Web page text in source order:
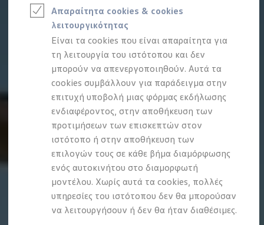
Απαραίτητα cookies & cookies
λειτουργικότητας
Είναι τα cookies που είναι απαραίτητα για
τη λειτουργία του ιστότοπου και δεν
μπορούν να απενεργοποιηθούν. Αυτά τα
cookies συμβάλλουν για παράδειγμα στην
επιτυχή υποβολή μιας φόρμας εκδήλωσης
ενδιαφέροντος, στην αποθήκευση των
προτιμήσεων των επισκεπτών στον
ιστότοπο ή στην αποθήκευση των
επιλογών τους σε κάθε βήμα διαμόρφωσης
ενός αυτοκινήτου στο διαμορφωτή
μοντέλου. Χωρίς αυτά τα cookies, πολλές
υπηρεσίες του ιστότοπου δεν θα μπορούσαν
να λειτουργήσουν ή δεν θα ήταν διαθέσιμες.
Νέο Tayron ehybrid
e-Tools για ηλεκτρικά αυτοκίνητα
Προσομοιωτής αυτονομίας
Προσομοιωτής χρόνου φόρτισης
Προσομοιωτής κόστους φόρτισης
ID. Ενημερώσεις λογισμικού
We Charge - Υπηρεσία Φόρτισης
Εύρεση δημόσιων σημείων φόρτισης
ID. Charger
Ενημέρωση ID.
Πλατφόρμα MEB
Μύθοι & Αλήθειες για την ηλεκτροκίνηση
Πού μπορώ να φορτίσω;
Πόσο μακριά μπορώ να φτάσω;
Πώς μπορώ να πληρώσω;
Πώς μπορώ να φορτίσω;
Η αντλία θερμότητας στα ID.
Η λειτουργία ανάκτησης ενέργειας κατά την
Το σύστημα πέδησης στα ID.
Διαθέσιμα νέα και μεταχειρισμένα αυτοκίνητα
Διαθέσιμα νέα αυτοκίνητα